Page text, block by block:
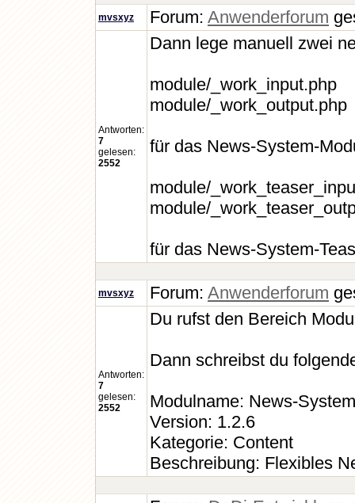
mvsxyz Forum: Anwenderforum
Antworten:
7
gelesen:
2552
Dann lege manuell zwei
module/_work_input.php
module/_work_output.php
für das News-System-
module/
module/
für das News-System-
mvsxyz Forum: Anwenderforum
Antworten:
7
gelesen:
2552
Du rufst den Bereich
Dann schreibst du
Modulname: News-System
Version: 1.2.6
Kategorie: Content
Beschreibung: Flexibles